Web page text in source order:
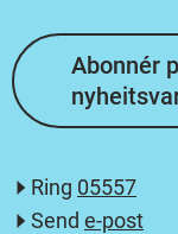
Abonnér
Ring 05557
Send e-post